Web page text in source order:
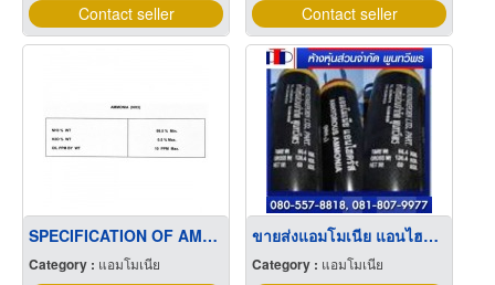
Contact seller Contact seller
SPECIFICATION OF AMMONIA (NH3)
Category : แอมโมเนีย
ขายส่งแอมโมเนีย แอนไฮดรัส
Category : แอมโมเนีย